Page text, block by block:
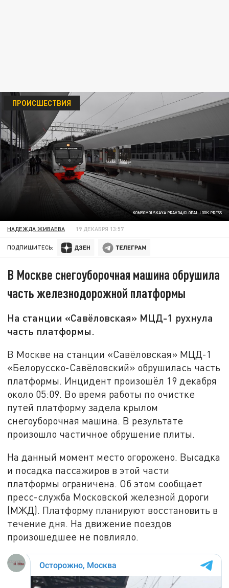
KOMSOMOLSKAYA PRAVDA/GLOBAL LOOK PRESS
ПРОИСШЕСТВИЯ
НАДЕЖДА ЖИВАЕВА 19 ДЕКАБРЯ 13:57
ПОДПИШИТЕСЬ:
В Москве снегоуборочная машина обрушила
часть железнодорожной платформы
На станции «Савёловская» МЦД-1 рухнула
часть платформы.
В Москве на станции «Савёловская» МЦД-1
«Белорусско-Савёловский» обрушилась часть
платформы. Инцидент произошёл 19 декабря
около 05:09. Во время работы по очистке
путей платформу задела крылом
снегоуборочная машина. В результате
произошло частичное обрушение плиты.
На данный момент место огорожено. Высадка
и посадка пассажиров в этой части
платформы ограничена. Об этом сообщает
пресс-служба Московской железной дороги
(МЖД). Платформу планируют восстановить в
течение дня. На движение поездов
произошедшее не повлияло.